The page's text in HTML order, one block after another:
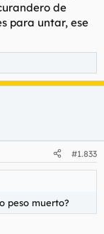
de
para untar, ese
#1.833
peso muerto?